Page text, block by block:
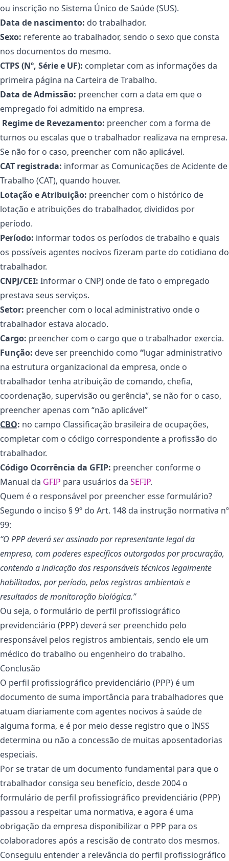
ou inscrição no Sistema Único de Saúde (SUS).
Data de nascimento: do trabalhador.
Sexo: referente ao trabalhador, sendo o sexo que consta
nos documentos do mesmo.
CTPS (Nº, Série e UF): completar com as informações da
primeira página na Carteira de Trabalho.
Data de Admissão: preencher com a data em que o
empregado foi admitido na empresa.
Regime de Revezamento: preencher com a forma de
turnos ou escalas que o trabalhador realizava na empresa.
Se não for o caso, preencher com não aplicável.
CAT registrada: informar as Comunicações de Acidente de
Trabalho (CAT), quando houver.
Lotação e Atribuição: preencher com o histórico de
lotação e atribuições do trabalhador, divididos por
período.
Período: informar todos os períodos de trabalho e quais
os possíveis agentes nocivos fizeram parte do cotidiano do
trabalhador.
CNPJ/CEI: Informar o CNPJ onde de fato o empregado
prestava seus serviços.
Setor: preencher com o local administrativo onde o
trabalhador estava alocado.
Cargo: preencher com o cargo que o trabalhador exercia.
Função: deve ser preenchido como “lugar administrativo
na estrutura organizacional da empresa, onde o
trabalhador tenha atribuição de comando, chefia,
coordenação, supervisão ou gerência”, se não for o caso,
preencher apenas com “não aplicável”
CBO: no campo Classificação brasileira de ocupações,
completar com o código correspondente a profissão do
trabalhador.
Código Ocorrência da GFIP: preencher conforme o
Manual da GFIP para usuários da SEFIP.
Quem é o responsável por preencher esse formulário?
Segundo o inciso § 9º do Art. 148 da instrução normativa nº
99:
“O PPP deverá ser assinado por representante legal da
empresa, com poderes específicos outorgados por procuração,
contendo a indicação dos responsáveis técnicos legalmente
habilitados, por período, pelos registros ambientais e
resultados de monitoração biológica.”
Ou seja, o formulário de perfil profissiográfico
previdenciário (PPP) deverá ser preenchido pelo
responsável pelos registros ambientais, sendo ele um
médico do trabalho ou engenheiro do trabalho.
Conclusão
O perfil profissiográfico previdenciário (PPP) é um
documento de suma importância para trabalhadores que
atuam diariamente com agentes nocivos à saúde de
alguma forma, e é por meio desse registro que o INSS
determina ou não a concessão de muitas aposentadorias
especiais.
Por se tratar de um documento fundamental para que o
trabalhador consiga seu benefício, desde 2004 o
formulário de perfil profissiográfico previdenciário (PPP)
passou a respeitar uma normativa, e agora é uma
obrigação da empresa disponibilizar o PPP para os
colaboradores após a rescisão de contrato dos mesmos.
Conseguiu entender a relevância do perfil profissiográfico